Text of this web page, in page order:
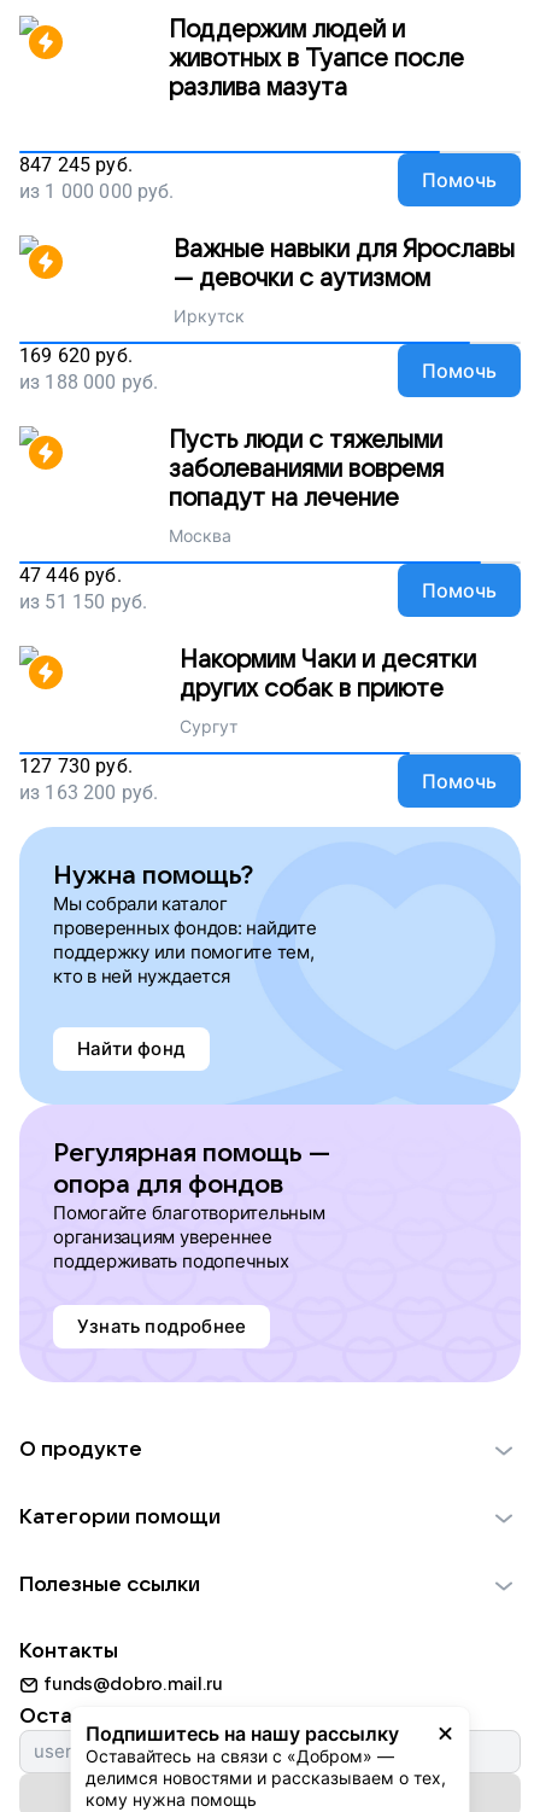
Поддержим людей и
животных в Туапсе после
разлива мазута
847 245 руб.
из 1 000 000 руб. Помочь
Важные навыки для Ярославы
— девочки с аутизмом
Иркутск
169 620 руб.
из 188 000 руб. Помочь
Пусть люди с тяжелыми
заболеваниями вовремя
попадут на лечение
Москва
47 446 руб.
из 51 150 руб. Помочь
Накормим Чаки и десятки
других собак в приюте
Сургут
127 730 руб.
из 163 200 руб. Помочь
Нужна помощь?
Мы собрали каталог
проверенных фондов: найдите
поддержку или помогите тем,
кто в ней нуждается
Найти фонд
Регулярная помощь —
опора для фондов
Помогайте благотворительным
организациям увереннее
поддерживать подопечных
Узнать подробнее
Подпишитесь на нашу рассылку
Оставайтесь на связи с «Добром» —
делимся новостями и рассказываем о тех,
кому нужна помощь
О продукте
Использование материалов
Для НКО
Партнерам
Категории помощи
Пожилым
Животным
Природе
Культуре
Фондам
Полезные ссылки
Добрый день
Истории
Автоплатежи
Контакты
funds@dobro.mail.ru
Оставайтесь с нами
Подписаться на рассылку